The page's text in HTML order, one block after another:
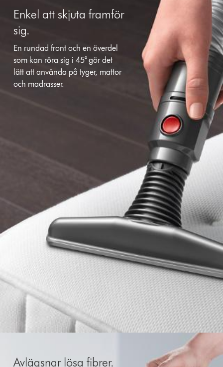
Enkel att skjuta framför
sig.
En rundad front och en överdel
som kan röra sig i 45° gör det
lätt att använda på tyger, mattor
och madrasser.
Avlägsnar lösa fibrer.